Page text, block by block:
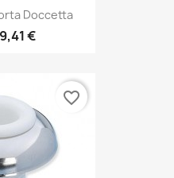
Doccetta
9,41 €
favorite_border